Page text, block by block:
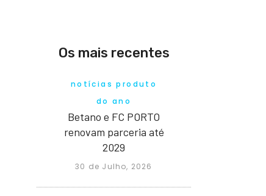
Os mais recentes
notícias produto
do ano
Betano e FC PORTO
renovam parceria até
2029
30 de Julho, 2026